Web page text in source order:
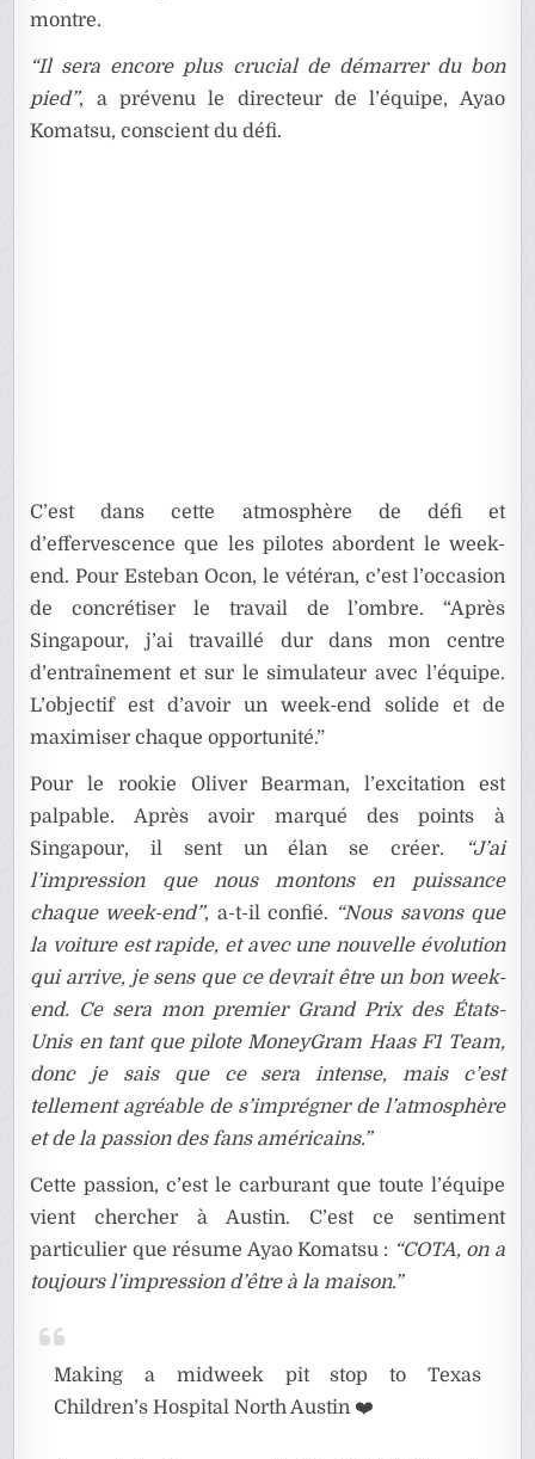
montre.
“Il sera encore plus crucial de démarrer du bon
pied”, a prévenu le directeur de l’équipe, Ayao
Komatsu, conscient du défi.
C’est dans cette atmosphère de défi et
d’effervescence que les pilotes abordent le week-
end. Pour Esteban Ocon, le vétéran, c’est l’occasion
de concrétiser le travail de l’ombre. “Après
Singapour, j’ai travaillé dur dans mon centre
d’entraînement et sur le simulateur avec l’équipe.
L’objectif est d’avoir un week-end solide et de
maximiser chaque opportunité.”
Pour le rookie Oliver Bearman, l’excitation est
palpable. Après avoir marqué des points à
Singapour, il sent un élan se créer.
“J’ai
l’impression que nous montons en puissance
chaque week-end”, a-t-il confié. “Nous savons que
la voiture est rapide, et avec une nouvelle évolution
qui arrive, je sens que ce devrait être un bon week-
end. Ce sera mon premier Grand Prix des États-
Unis en tant que pilote MoneyGram Haas F1 Team,
donc je sais que ce sera intense, mais c’est
tellement agréable de s’imprégner de l’atmosphère
et de la passion des fans américains.”
Cette passion, c’est le carburant que toute l’équipe
vient chercher à Austin. C’est ce sentiment
particulier que résume Ayao Komatsu : “COTA, on a
toujours l’impression d’être à la maison.”
Making a midweek pit stop to Texas
Children’s Hospital North Austin ❤️